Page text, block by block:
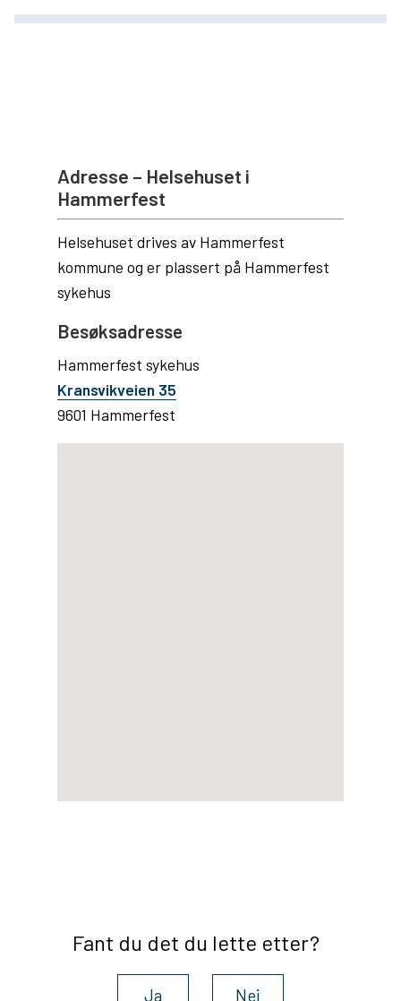
Adresse – Helsehuset i
Hammerfest
Helsehuset drives av Hammerfest
kommune og er plassert på Hammerfest
sykehus
Besøksadresse
Hammerfest sykehus
Kransvikveien 35
9601 Hammerfest
Fant du det du lette etter?
Ja Nei